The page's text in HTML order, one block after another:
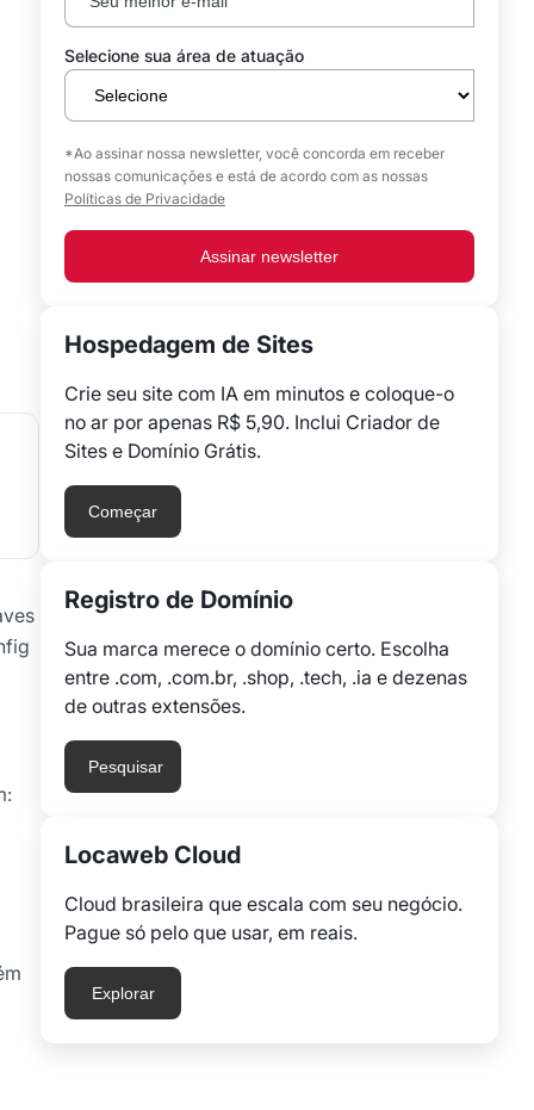
Selecione sua área de atuação
*Ao assinar nossa newsletter, você concorda em receber
nossas comunicações e está de acordo com as nossas
Políticas de Privacidade
Assinar newsletter
Hospedagem de Sites
Crie seu site com IA em minutos e coloque-o
no ar por apenas R$ 5,90. Inclui Criador de
Sites e Domínio Grátis.
Começar
Registro de Domínio
Sua marca merece o domínio certo. Escolha
entre .com, .com.br, .shop, .tech, .ia e dezenas
de outras extensões.
Pesquisar
Locaweb Cloud
Cloud brasileira que escala com seu negócio.
Pague só pelo que usar, em reais.
Explorar